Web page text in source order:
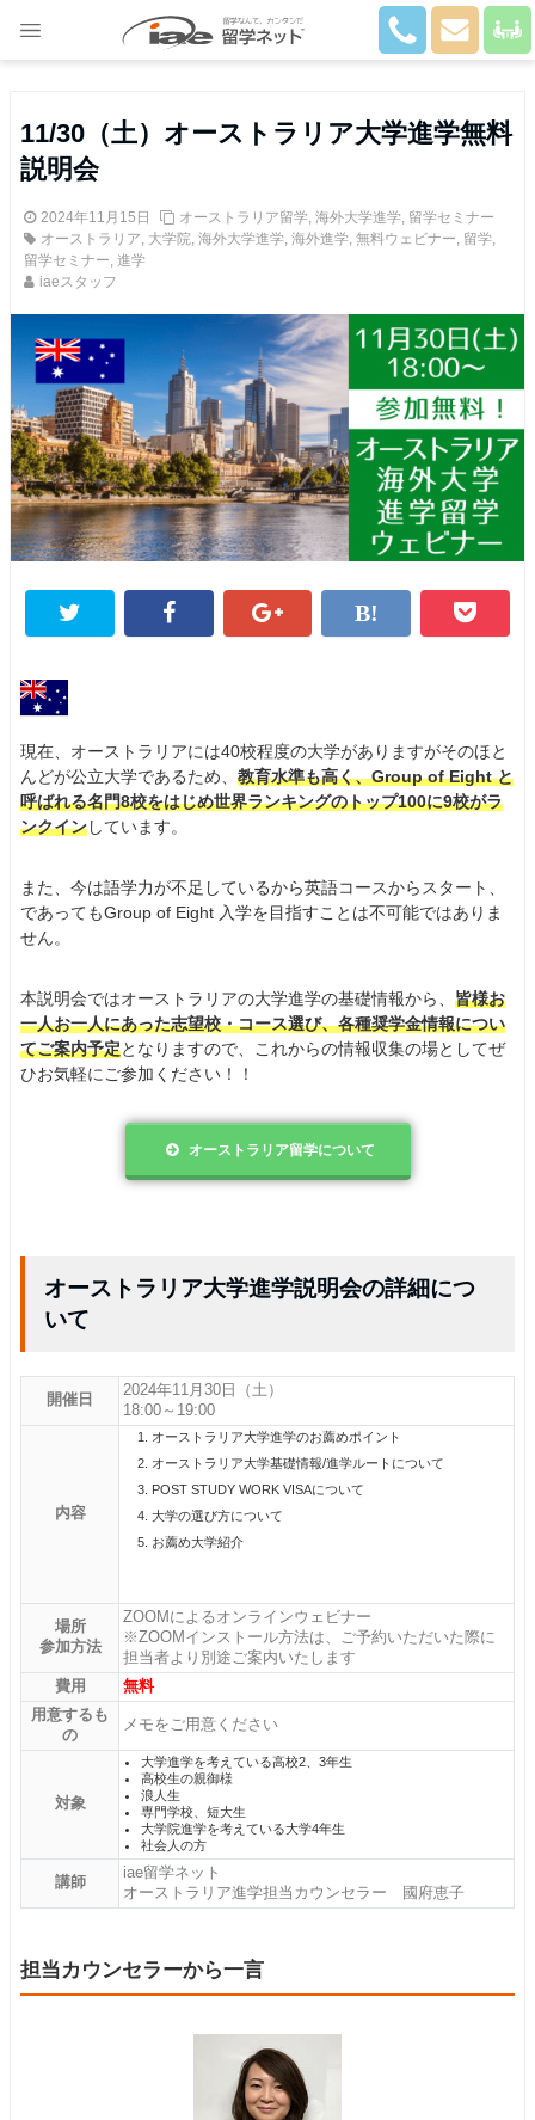
11/30（土）オーストラリア大学進学無料
説明会
2024年11月15日 オーストラリア留学, 海外大学進学, 留学セミナー
オーストラリア, 大学院, 海外大学進学, 海外進学, 無料ウェビナー, 留学,
留学セミナー, 進学
iaeスタッフ
現在、オーストラリアには40校程度の大学がありますがそのほと
んどが公立大学であるため、 教育水準も高く、Group of Eight と
呼ばれる名門8校をはじめ世界ランキングのトップ100に9校がラ
ンクイン しています。
また、今は語学力が不足しているから英語コースからスタート、
であってもGroup of Eight 入学を目指すことは不可能ではありま
せん。
本説明会ではオーストラリアの大学進学の基礎情報から、 皆様お
一人お一人にあった志望校・コース選び、各種奨学金情報につい
てご案内予定となりますので、これからの情報収集の場としてぜ
ひお気軽にご参加ください！！
オーストラリア留学について
オーストラリア大学進学説明会の詳細につ
いて
開催日
2024年11月30日（土）
18:00～19:00
内容
オーストラリア大学進学のお薦めポイント
オーストラリア大学基礎情報/進学ルートについて
POST STUDY WORK VISAについて
大学の選び方について
お薦め大学紹介
場所
参加方法
ZOOMによるオンラインウェビナー
※ZOOMインストール方法は、ご予約いただいた際に
担当者より別途ご案内いたします
費用
無料
用意するも
の
メモをご用意ください
対象
大学進学を考えている高校2、3年生
高校生の親御様
浪人生
専門学校、短大生
大学院進学を考えている大学4年生
社会人の方
講師
iae留学ネット
オーストラリア進学担当カウンセラー 國府恵子
担当カウンセラーから一言